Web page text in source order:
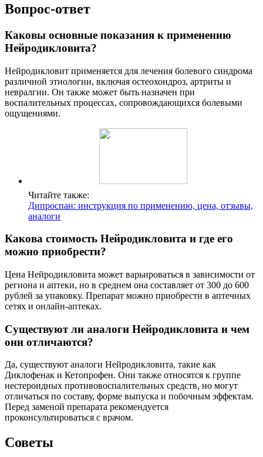
Вопрос-ответ
Каковы основные показания к применению
Нейродикловита?
Нейродикловит применяется для лечения болевого синдрома
различной этиологии, включая остеохондроз, артриты и
невралгии. Он также может быть назначен при
воспалительных процессах, сопровождающихся болевыми
ощущениями.
Читайте также:
Дипроспан: инструкция по применению, цена, отзывы,
аналоги
Какова стоимость Нейродикловита и где его
можно приобрести?
Цена Нейродикловита может варьироваться в зависимости от
региона и аптеки, но в среднем она составляет от 300 до 600
рублей за упаковку. Препарат можно приобрести в аптечных
сетях и онлайн-аптеках.
Существуют ли аналоги Нейродикловита и чем
они отличаются?
Да, существуют аналоги Нейродикловита, такие как
Диклофенак и Кетопрофен. Они также относятся к группе
нестероидных противовоспалительных средств, но могут
отличаться по составу, форме выпуска и побочным эффектам.
Перед заменой препарата рекомендуется
проконсультироваться с врачом.
Советы